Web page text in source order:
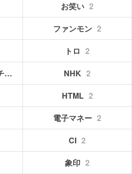
お笑い 2
ファンモン 2
トロ 2
ケンタッキーフライドチキン
NHK 2
HTML 2
電子マネー 2
CI 2
象印 2